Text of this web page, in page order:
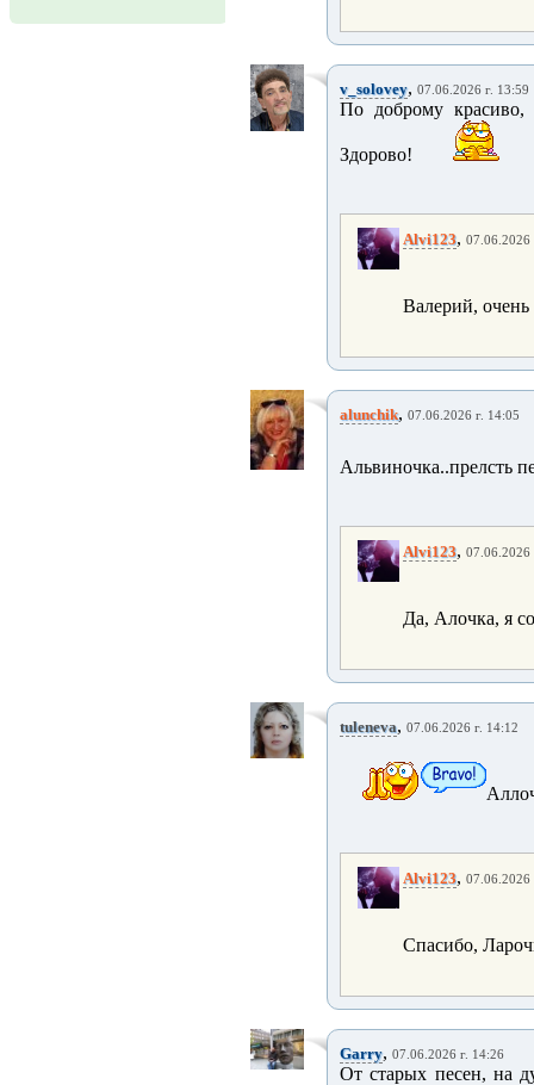
v_solovey, 07.06.2026 г. 13:59
По доброму красиво,
Здорово!
Alvi123, 07.06.2026
Валерий, очень
alunchik, 07.06.2026 г. 14:05
Альвиночка..прелсть
Alvi123, 07.06.2026
Да, Алочка, я
tuleneva, 07.06.2026 г. 14:12
Alvi123, 07.06.2026
Спасибо,
Garry, 07.06.2026 г. 14:26
От старых песен, на